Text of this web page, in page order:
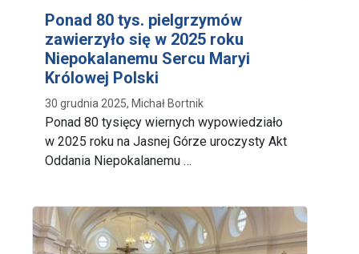
Ponad 80 tys. pielgrzymów
zawierzyło się w 2025 roku
Niepokalanemu Sercu Maryi
Królowej Polski
30 grudnia 2025, Michał Bortnik
Ponad 80 tysięcy wiernych wypowiedziało
w 2025 roku na Jasnej Górze uroczysty Akt
Oddania Niepokalanemu …